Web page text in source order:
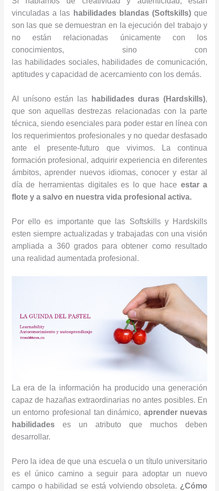
vinculadas a las habilidades blandas (Softskills)que
son las que se demuestran en la ejecución del trabajo y
no están relacionadas únicamente con los
conocimientos, sino con
las habilidades sociales, habilidades de comunicación,
aptitudes y capacidad de acercamiento con los demás.
Al unísono están las habilidades duras (Hardskills),
que son aquellas destrezas relacionadas con la parte
técnica, siendo esenciales para poder estar en línea con
los requerimientos profesionales y no quedar desfasado
ante el presente-futuro que vivimos. La continua
formación profesional, adquirir experiencia en diferentes
ámbitos, aprender nuevos idiomas, conocer y estar al
día de herramientas digitales es lo que hace estar a
flote y a salvo en nuestra vida profesional activa.
Por ello es importante que las Softskills y Hardskills
esten siempre actualizadas y trabajadas con una visión
ampliada a 360 grados para obtener como resultado
una realidad aumentada profesional.
La era de la información ha producido una generación
capaz de hazañas extraordinarias no antes posibles. En
un entorno profesional tan dinámico, aprender nuevas
habilidadeses un atributo que muchos deben
desarrollar.
Pero la idea de que una escuela o un título universitario
es el único camino a seguir para adoptar un nuevo
campo o habilidad se está volviendo obsoleta. ¿Cómo